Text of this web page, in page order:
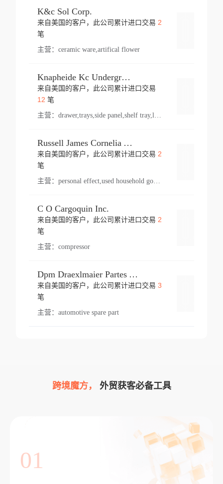
K&c Sol Corp.
来自美国的客户，此公司累计进口交易 2
笔
主营： ceramic ware,artifical flower
Knapheide Kc Underground
来自美国的客户，此公司累计进口交易
12 笔
主营：
Russell James Cornelia Arlington Va
来自美国的客户，此公司累计进口交易 2
笔
主营： personal effect,used household goods
C O Cargoquin Inc.
来自美国的客户，此公司累计进口交易 2
笔
主营： compressor
Dpm Draexlmaier Partes Automotrices Corr Ind Huejotzingo
来自美国的客户，此公司累计进口交易 3
笔
主营： automotive spare part
跨境魔方， 外贸获客必备工具
01